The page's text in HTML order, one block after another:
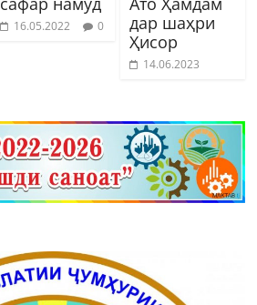
16.05.2022 0
дар шаҳри
Ҳисор
14.06.2023